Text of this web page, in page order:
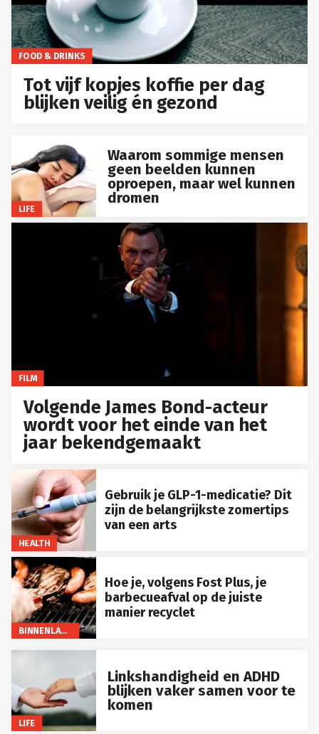
FOOD & DRINKS
Tot vijf kopjes koffie per dag
blijken veilig én gezond
LIFE
Waarom sommige mensen
geen beelden kunnen
oproepen, maar wel kunnen
dromen
FILM
Volgende James Bond-acteur
wordt voor het einde van het
jaar bekendgemaakt
HEALTH
Gebruik je GLP-1-medicatie? Dit
zijn de belangrijkste zomertips
van een arts
BINNENLAND
Hoe je, volgens Fost Plus, je
barbecueafval op de juiste
manier recyclet
LIFE
blijken vaker samen voor te
komen